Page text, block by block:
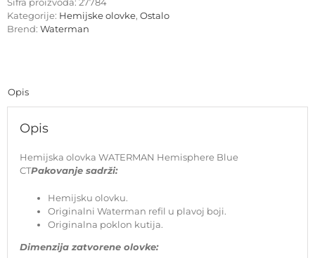
Šifra proizvoda: 27784
Kategorije: Hemijske olovke, Ostalo
Brend: Waterman
Opis
Opis
Hemijska olovka WATERMAN Hemisphere Blue
CTPakovanje sadrži:
Hemijsku olovku.
Originalni Waterman refil u plavoj boji.
Originalna poklon kutija.
Dimenzija zatvorene olovke: